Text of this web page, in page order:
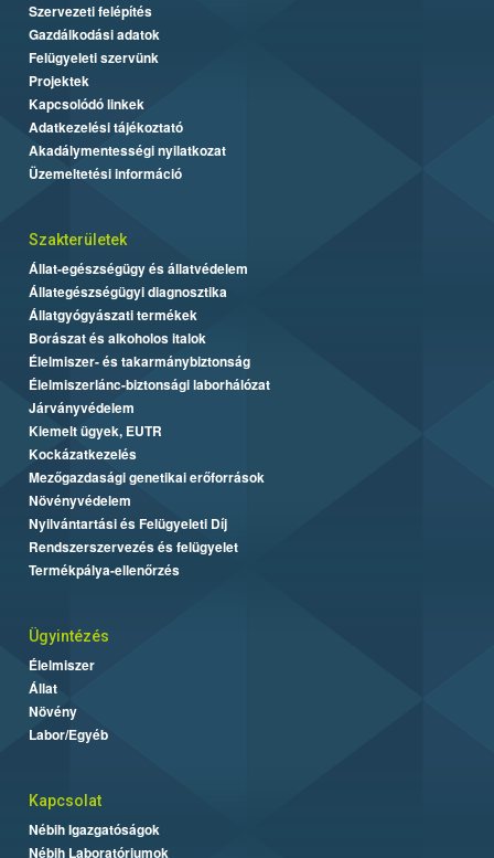
Szervezeti felépítés
Gazdálkodási adatok
Felügyeleti szervünk
Projektek
Kapcsolódó linkek
Adatkezelési tájékoztató
Akadálymentességi nyilatkozat
Üzemeltetési információ
Szakterületek
Állat-egészségügy és állatvédelem
Állategészségügyi diagnosztika
Állatgyógyászati termékek
Borászat és alkoholos italok
Élelmiszer- és takarmánybiztonság
Élelmiszerlánc-biztonsági laborhálózat
Járványvédelem
Kiemelt ügyek, EUTR
Kockázatkezelés
Mezőgazdasági genetikai erőforrások
Növényvédelem
Nyilvántartási és Felügyeleti Díj
Rendszerszervezés és felügyelet
Termékpálya-ellenőrzés
Ügyintézés
Élelmiszer
Állat
Növény
Labor/Egyéb
Kapcsolat
Nébih Igazgatóságok
Nébih Laboratóriumok